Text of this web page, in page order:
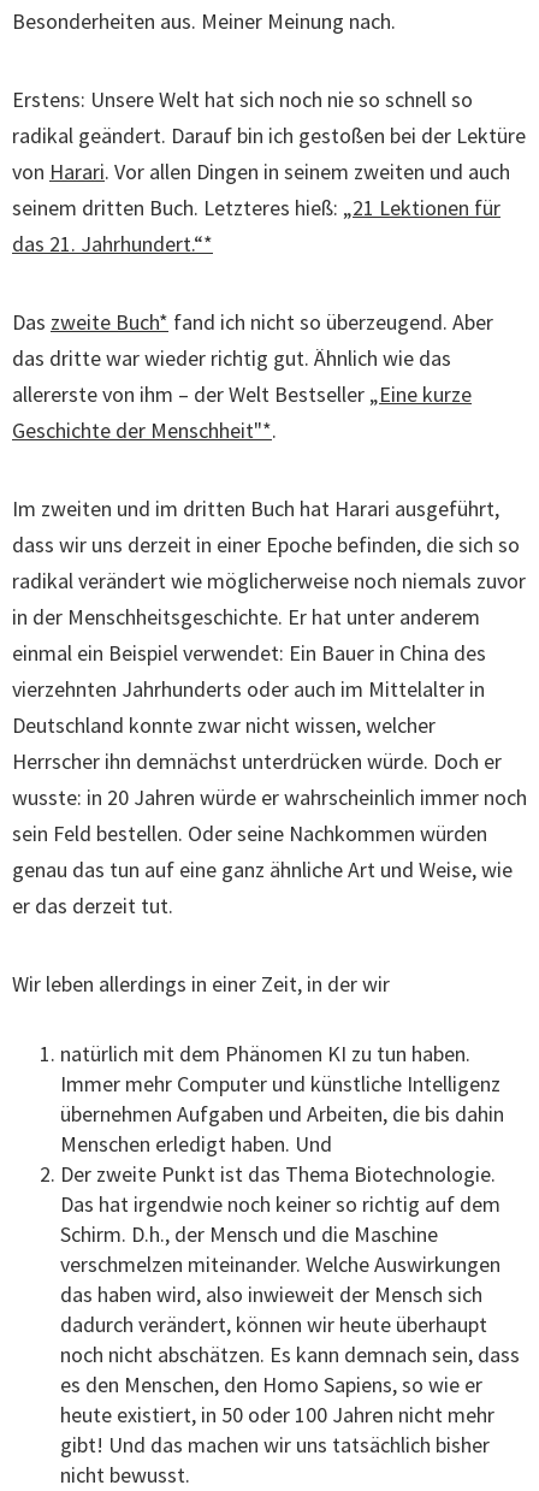
Besonderheiten aus. Meiner Meinung nach.
Erstens: Unsere Welt hat sich noch nie so schnell so
radikal geändert. Darauf bin ich gestoßen bei der Lektüre
von Harari. Vor allen Dingen in seinem zweiten und auch
seinem dritten Buch. Letzteres hieß: „21 Lektionen für
das 21. Jahrhundert.“*
Das zweite Buch* fand ich nicht so überzeugend. Aber
das dritte war wieder richtig gut. Ähnlich wie das
allererste von ihm – der Welt Bestseller „Eine kurze
Geschichte der Menschheit"*.
Im zweiten und im dritten Buch hat Harari ausgeführt,
dass wir uns derzeit in einer Epoche befinden, die sich so
radikal verändert wie möglicherweise noch niemals zuvor
in der Menschheitsgeschichte. Er hat unter anderem
einmal ein Beispiel verwendet: Ein Bauer in China des
vierzehnten Jahrhunderts oder auch im Mittelalter in
Deutschland konnte zwar nicht wissen, welcher
Herrscher ihn demnächst unterdrücken würde. Doch er
wusste: in 20 Jahren würde er wahrscheinlich immer noch
sein Feld bestellen. Oder seine Nachkommen würden
genau das tun auf eine ganz ähnliche Art und Weise, wie
er das derzeit tut.
Wir leben allerdings in einer Zeit, in der wir
natürlich mit dem Phänomen KI zu tun haben.
Immer mehr Computer und künstliche Intelligenz
übernehmen Aufgaben und Arbeiten, die bis dahin
Menschen erledigt haben. Und
Der zweite Punkt ist das Thema Biotechnologie.
Das hat irgendwie noch keiner so richtig auf dem
Schirm. D.h., der Mensch und die Maschine
verschmelzen miteinander. Welche Auswirkungen
das haben wird, also inwieweit der Mensch sich
dadurch verändert, können wir heute überhaupt
noch nicht abschätzen. Es kann demnach sein, dass
es den Menschen, den Homo Sapiens, so wie er
heute existiert, in 50 oder 100 Jahren nicht mehr
gibt! Und das machen wir uns tatsächlich bisher
nicht bewusst.